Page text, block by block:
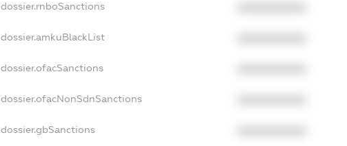
dossier.rnboSanctions
dossier.amkuBlackList
dossier.ofacSanctions
dossier.ofacNonSdnSanctions
dossier.gbSanctions